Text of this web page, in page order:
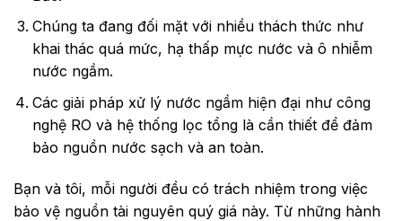
Chúng ta đang đối mặt với nhiều thách thức như
khai thác quá mức, hạ thấp mực nước và ô nhiễm
nước ngầm.
Các giải pháp xử lý nước ngầm hiện đại như công
nghệ RO và hệ thống lọc tổng là cần thiết để đảm
bảo nguồn nước sạch và an toàn.
Bạn và tôi, mỗi người đều có trách nhiệm trong việc
bảo vệ nguồn tài nguyên quý giá này. Từ những hành